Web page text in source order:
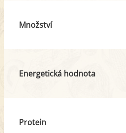
Množství
Energetická hodnota
Protein